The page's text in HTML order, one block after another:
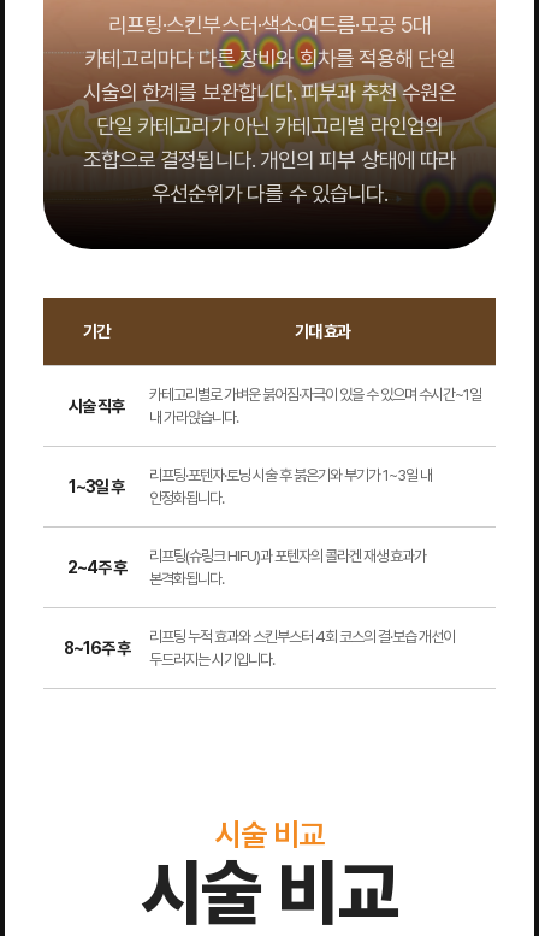
리프팅·스킨부스터·색소·여드름·모공 5대
카테고리마다 다른 장비와 회차를 적용해 단일
시술의 한계를 보완합니다. 피부과 추천 수원은
단일 카테고리가 아닌 카테고리별 라인업의
조합으로 결정됩니다. 개인의 피부 상태에 따라
우선순위가 다를 수 있습니다.
기간 기대 효과
시술 직후
카테고리별로 가벼운 붉어짐·자극이 있을 수 있으며 수시간~1일
내 가라앉습니다.
1~3일 후
리프팅·포텐자·토닝 시술 후 붉은기와 부기가 1~3일 내
안정화됩니다.
2~4주 후
리프팅(슈링크 HIFU)과 포텐자의 콜라겐 재생 효과가
본격화됩니다.
8~16주 후
리프팅 누적 효과와 스킨부스터 4회 코스의 결·보습 개선이
두드러지는 시기입니다.
시술 비교
시술 비교